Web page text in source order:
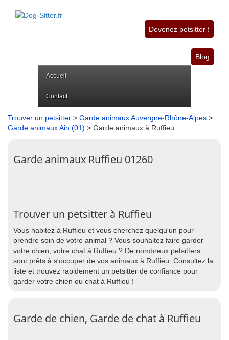
Devenez petsitter !
Blog
Accueil
Contact
Trouver un petsitter > Garde animaux Auvergne-Rhône-Alpes >
Garde animaux Ain (01) > Garde animaux à Ruffieu
Garde animaux Ruffieu 01260
Trouver un petsitter à Ruffieu
Vous habitez à Ruffieu et vous cherchez quelqu'un pour
prendre soin de votre animal ? Vous souhaitez faire garder
votre chien, votre chat à Ruffieu ? De nombreux petsitters
sont prêts à s'occuper de vos animaux à Ruffieu. Consultez la
liste et trouvez rapidement un petsitter de confiance pour
garder votre chien ou chat à Ruffieu !
Garde de chien, Garde de chat à Ruffieu